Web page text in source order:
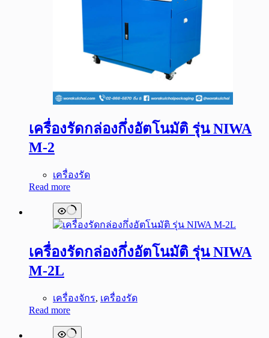
เครื่องรัดกล่องกึ่งอัตโนมัติ รุ่น NIWA
M-2
เครื่องรัด
Read more
เครื่องรัดกล่องกึ่งอัตโนมัติ รุ่น NIWA
M-2L
เครื่องจักร, เครื่องรัด
Read more